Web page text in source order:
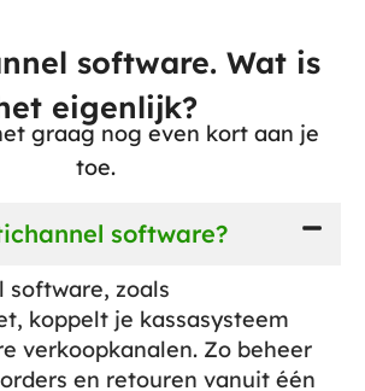
software. Wat is
eigenlijk?
graag nog even kort aan je
toe.
software?
software, zoals
koppelt je kassasysteem
verkoopkanalen. Zo beheer
en retouren vanuit één